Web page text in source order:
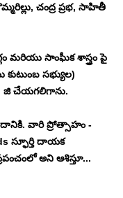
చంద్ర ప్రభ, సాహితీ
మరియు సాంఘీక శాస్త్రం పై
సభ్యుల)
జి చేయగలిగాను.
వారి ప్రోత్సాహం -
స్ఫూర్తి దాయక
అని ఆశిస్తూ...